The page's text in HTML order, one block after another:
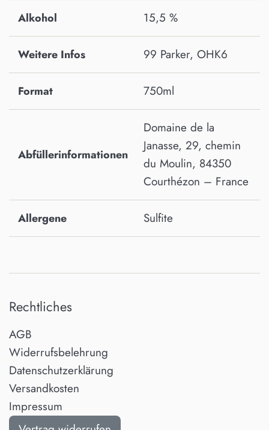
Alkohol 15,5 %
Weitere Infos 99 Parker, OHK6
Format 750ml
Abfüllerinformationen
Domaine de la
Janasse, 29, chemin
du Moulin, 84350
Courthézon – France
Allergene Sulfite
Rechtliches
AGB
Widerrufsbelehrung
Datenschutzerklärung
Versandkosten
Impressum